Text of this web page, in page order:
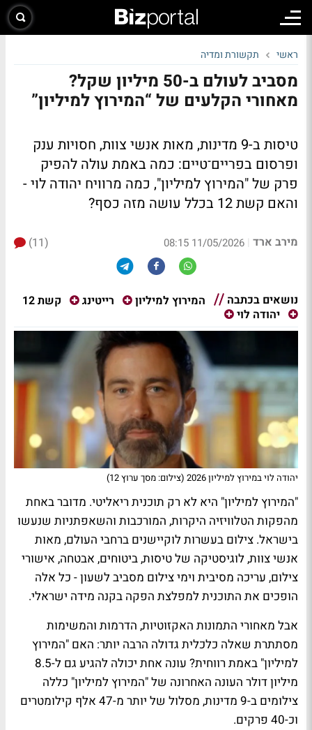
ראשי תקשורת ומדיה
מסביב לעולם ב-50 מיליון שקל?
מאחורי הקלעים של “המירוץ למיליון”
טיסות ב-9 מדינות, מאות אנשי צוות, חסויות ענק
ופרסום בפריים־טיים: כמה באמת עולה להפיק
פרק של "המירוץ למיליון", כמה מרוויח יהודה לוי -
והאם קשת 12 בכלל עושה מזה כסף?
מירב ארד |
11/05/2026 08:15
(11)
נושאים בכתבה המירוץ למיליון רייטינג
קשת 12
יהודה לוי
יהודה לוי במירוץ למיליון 2026 (צילום: מסך ערוץ 12)
"המירוץ למיליון" היא לא רק תוכנית ריאליטי. מדובר באחת
מהפקות הטלוויזיה היקרות, המורכבות והשאפתניות שנעשו
בישראל. צילום בעשרות לוקיישנים ברחבי העולם, מאות
אנשי צוות, לוגיסטיקה של טיסות, ביטוחים, אבטחה, אישורי
צילום, עריכה מסיבית וימי צילום מסביב לשעון - כל אלה
הופכים את התוכנית למפלצת הפקה בקנה מידה ישראלי.
אבל מאחורי התמונות האקזוטיות, הדרמות והמשימות
מסתתרת שאלה כלכלית גדולה הרבה יותר: האם "המירוץ
למיליון" באמת רווחית? עונה אחת יכולה להגיע גם ל-8.5
מיליון דולר העונה האחרונה של "המירוץ למיליון" כללה
צילומים ב-9 מדינות, מסלול של יותר מ-47 אלף קילומטרים
וכ-40 פרקים.